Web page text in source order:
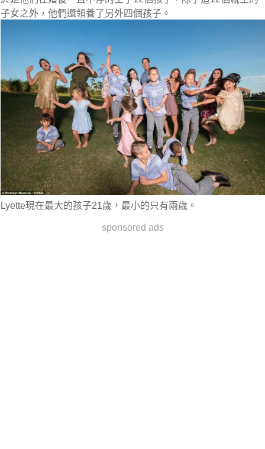
子女之外，他們還領養了另外四個孩子。
Lyette現在最大的孩子21歲，最小的只有兩歲。
sponsored ads